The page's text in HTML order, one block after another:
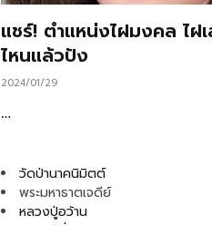
แชร์! ตำแหน่งไฝมงคล ไฝ
ไหนแล้วปัง
2024/01/29
…
วัดป่านาคนิมิตต์
พระมหาธาตเจดีย์
หลวงปู่อว้าน